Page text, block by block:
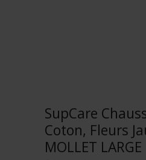
SupCare
Coton, Fleurs
MOLLET LARGE